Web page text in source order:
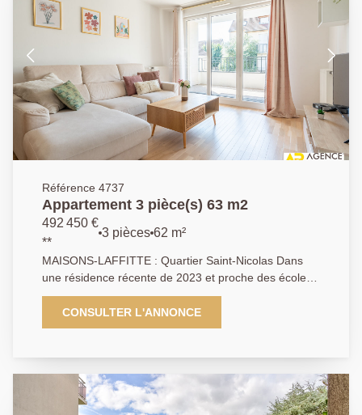
Référence 4737
Appartement 3 pièce(s) 63 m2
492 450 €
**
3 pièces 62 m²
MAISONS-LAFFITTE : Quartier Saint-Nicolas Dans
une résidence récente de 2023 et proche des écoles,
des commerces dont le marché et de la gare -
appartement en parfait état entrée - Séjour - Cuisine
ouverte équipée - 2 chambres - Salle de bains -
CONSULTER L'ANNONCE